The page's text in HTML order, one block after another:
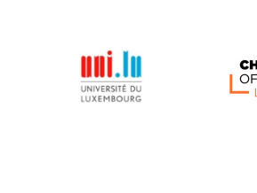
Lucas Papademos
Máire Geoghegan-Quinn